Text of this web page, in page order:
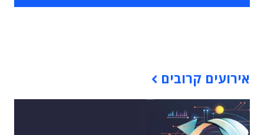
אירועים קרובים